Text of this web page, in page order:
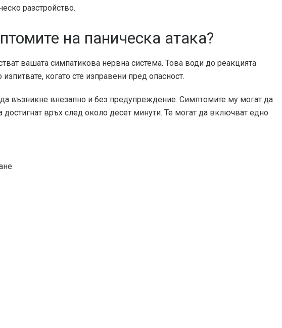
разстройство.
на паническа атака?
вашата симпатикова нервна система. Това води до реакцията
изпитвате, когато сте изправени пред опасност.
възникне внезапно и без предупреждение. Симптомите му могат да
достигнат връх след около десет минути. Те могат да включват едно